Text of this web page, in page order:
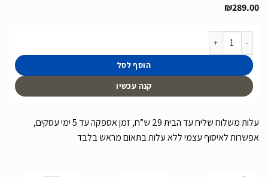
₪289.00
כמות של בימבה וספה דגם Scooter Ride-On בצבע ורוד פסטל של חברת Smoby מצרפת
הוסף לסל
קנה עכשיו
עלות משלוח שליח עד הבית 29 ש”ח, זמן אספקה עד 5 ימי עסקים,
אפשרות לאיסוף עצמי ללא עלות בתאום מראש בלבד